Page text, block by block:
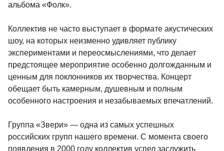
альбома «Фолк».
Коллектив не часто выступает в формате акустических
шоу, на которых неизменно удивляет публику
экспериментами и переосмыслениями, что делает
предстоящее мероприятие особенно долгожданным и
ценным для поклонников их творчества. Концерт
обещает быть камерным, душевным и полным
особенного настроения и незабываемых впечатлений.
Группа «Звери» — одна из самых успешных
российских групп нашего времени. С момента своего
появления в 2000 году коллектив успел заслужить